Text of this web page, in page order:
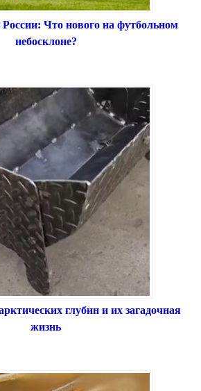
Что нового на футбольном
небосклоне?
глубин и их загадочная
жизнь